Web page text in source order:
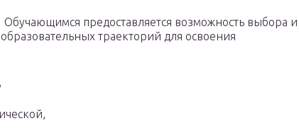
Обучающимся предоставляется возможность выбора и
траекторий для освоения